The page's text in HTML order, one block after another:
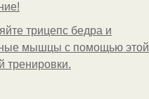
трицепс бедра и
мышцы с помощью этой
тренировки.